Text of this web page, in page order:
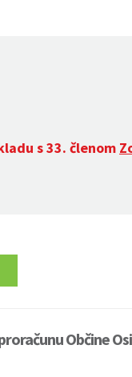
s 33. členom
Občine